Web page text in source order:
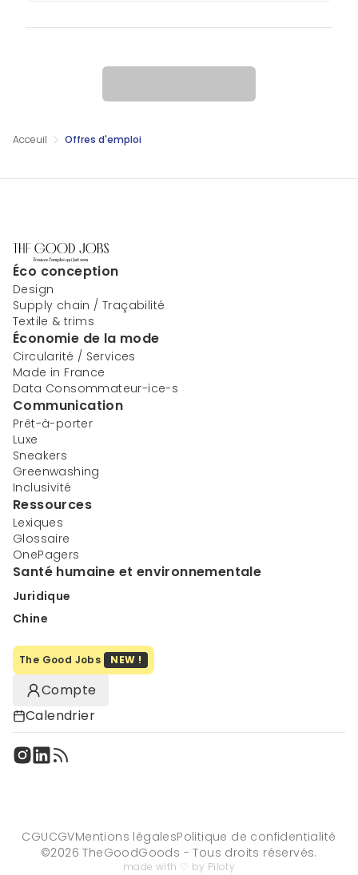
Acceuil Offres d'emploi
Éco conception
Design
Supply chain / Traçabilité
Textile & trims
Économie de la mode
Circularité / Services
Made in France
Data Consommateur-ice-s
Communication
Prêt-à-porter
Luxe
Sneakers
Greenwashing
Inclusivité
Ressources
Lexiques
Glossaire
OnePagers
Santé humaine et environnementale
Juridique
Chine
The Good Jobs NEW !
Compte
Calendrier
CGUCGVMentions légalesPolitique de confidentialité
©2026 TheGoodGoods - Tous droits réservés.
made with ♡ by Piloty